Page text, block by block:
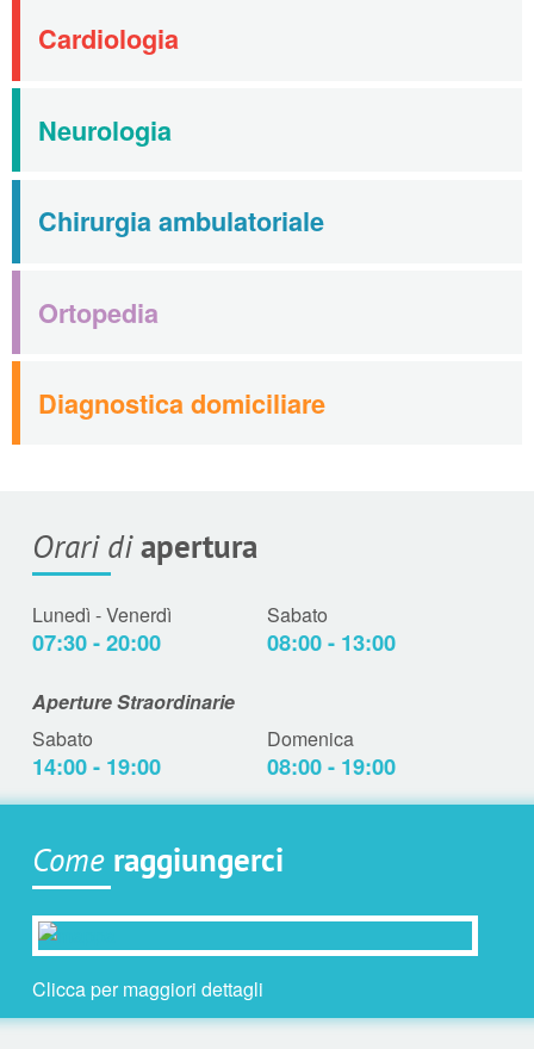
Cardiologia
Neurologia
Chirurgia ambulatoriale
Ortopedia
Diagnostica domiciliare
Orari diapertura
Lunedì - Venerdì
07:30 - 20:00
Sabato
08:00 - 13:00
Aperture Straordinarie
Sabato
14:00 - 19:00
Domenica
08:00 - 19:00
Come raggiungerci
Clicca per maggiori dettagli